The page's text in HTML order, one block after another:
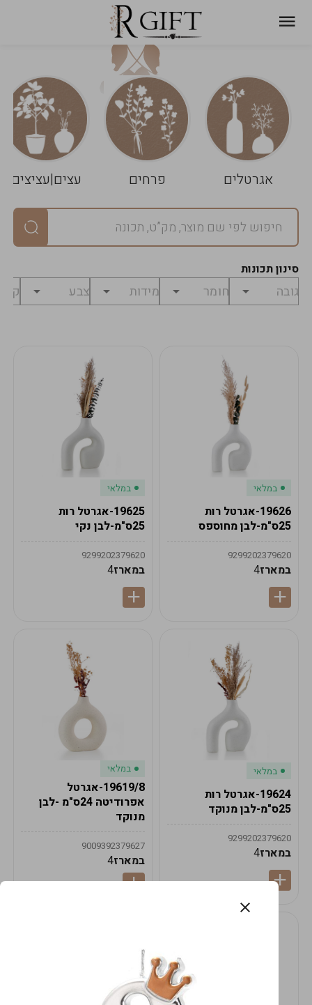
אגרטלים פרחים עצים|עציצים
סינון תכונות
במלאי
19626-אגרטל רות
25ס"מ-לבן מחוספס
9299202379620
במארז4
במלאי
19625-אגרטל רות
25ס"מ-לבן נקי
9299202379620
במארז4
במלאי
19624-אגרטל רות
25ס"מ-לבן מנוקד
9299202379620
במארז4
במלאי
19619/8-אגרטל
אפרודיטה 24ס"מ -לבן
מנוקד
9009392379627
במארז4
עגלת
שלך
ניקוי
הסל
במארז
מחיר
לפני
₪0
לתשלום